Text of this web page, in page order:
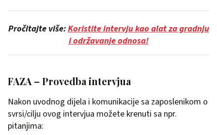
Pročitajte više:Koristite intervju kao alat za gradnju
i održavanje odnosa!
FAZA – Provedba intervjua
Nakon uvodnog dijela i komunikacije sa zaposlenikom o
svrsi/cilju ovog intervjua možete krenuti sa npr.
pitanjima: